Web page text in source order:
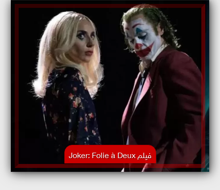
فيلم Joker: Folie à Deux